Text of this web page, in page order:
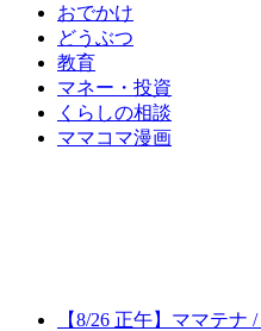
おでかけ
どうぶつ
教育
マネー・投資
くらしの相談
ママコマ漫画
【8/26 正午】ママテナ